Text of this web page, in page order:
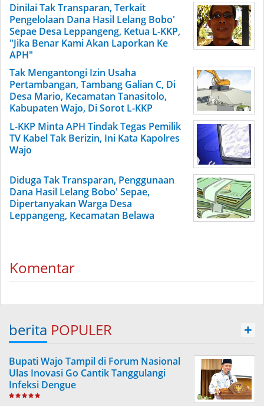
Dinilai Tak Transparan, Terkait
Pengelolaan Dana Hasil Lelang Bobo'
Sepae Desa Leppangeng, Ketua L-KKP,
"Jika Benar Kami Akan Laporkan Ke
APH"
Tak Mengantongi Izin Usaha
Pertambangan, Tambang Galian C, Di
Desa Mario, Kecamatan Tanasitolo,
Kabupaten Wajo, Di Sorot L-KKP
L-KKP Minta APH Tindak Tegas Pemilik
TV Kabel Tak Berizin, Ini Kata Kapolres
Wajo
Diduga Tak Transparan, Penggunaan
Dana Hasil Lelang Bobo' Sepae,
Dipertanyakan Warga Desa
Leppangeng, Kecamatan Belawa
Komentar
berita POPULER +
Bupati Wajo Tampil di Forum Nasional
Ulas Inovasi Go Cantik Tanggulangi
Infeksi Dengue